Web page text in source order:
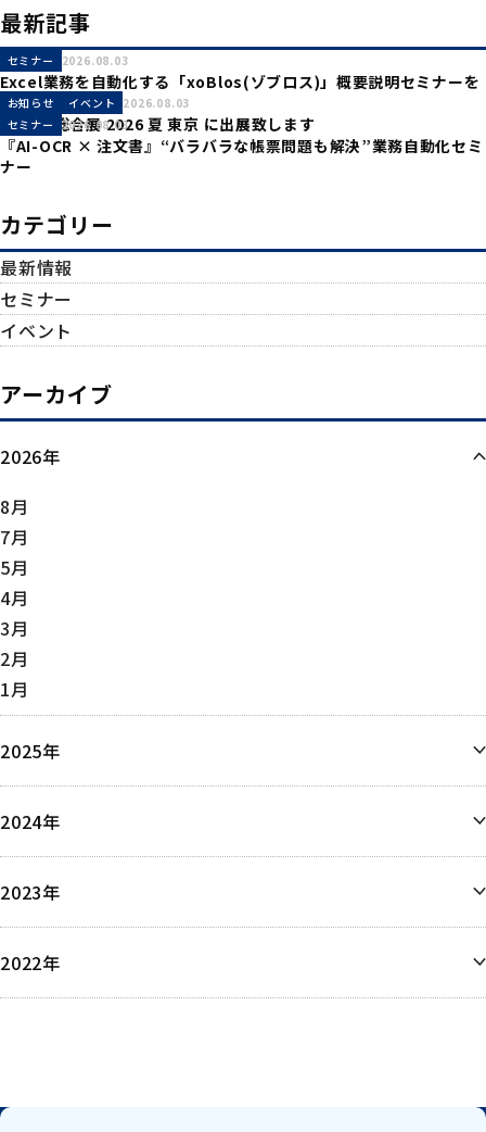
最新記事
セミナー 2026.08.03
Excel業務を自動化する「xoBlos(ゾブロス)」概要説明セミナーを
開催致します。
お知らせ イベント 2026.08.03
産業DX総合展 2026 夏 東京 に出展致します
セミナー 2026.08.03
『AI-OCR × 注文書』“バラバラな帳票問題も解決”業務自動化セミ
ナー
カテゴリー
最新情報
セミナー
イベント
アーカイブ
2026年
8月
7月
5月
4月
3月
2月
1月
2025年
11月
10月
9月
8月
6月
1月
2024年
9月
8月
6月
5月
2023年
5月
4月
2022年